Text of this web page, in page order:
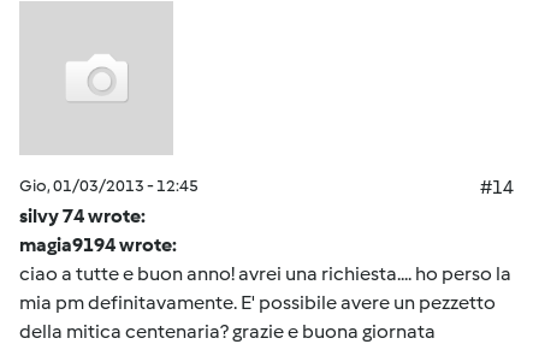
Gio, 01/03/2013 - 12:45
#14
silvy 74 wrote:
magia9194 wrote:
ciao a tutte e buon anno! avrei una richiesta.... ho perso la
mia pm definitavamente. E' possibile avere un pezzetto
della mitica centenaria? grazie e buona giornata